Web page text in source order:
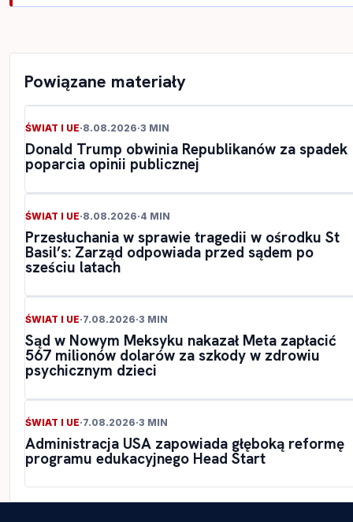
Powiązane materiały
ŚWIAT I UE·8.08.2026·3 MIN
Donald Trump obwinia Republikanów za spadek
poparcia opinii publicznej
ŚWIAT I UE·8.08.2026·4 MIN
Przesłuchania w sprawie tragedii w ośrodku St
Basil’s: Zarząd odpowiada przed sądem po
sześciu latach
ŚWIAT I UE·7.08.2026·3 MIN
Sąd w Nowym Meksyku nakazał Meta zapłacić
567 milionów dolarów za szkody w zdrowiu
psychicznym dzieci
ŚWIAT I UE·7.08.2026·3 MIN
Administracja USA zapowiada głęboką reformę
programu edukacyjnego Head Start